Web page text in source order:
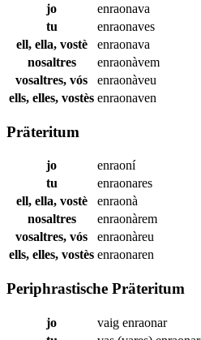
jo
enraonava
tu
enraonaves
ell, ella, vostè
enraonava
nosaltres
enraonàvem
vosaltres, vós
enraonàveu
ells, elles, vostès enraonaven
Präteritum
jo
enraoní
tu
enraonares
ell, ella, vostè
enraonà
nosaltres
enraonàrem
vosaltres, vós
enraonàreu
ells, elles, vostès enraonaren
Periphrastische Präteritum
jo vaig enraonar